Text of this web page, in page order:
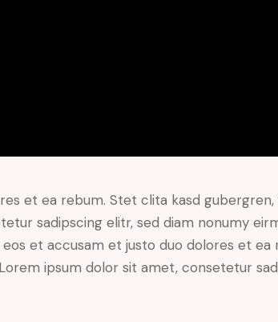
et ea rebum. Stet clita kasd
sadipscing elitr, sed diam nonumy
et accusam et justo duo dolores et
ipsum dolor sit amet, consetetur